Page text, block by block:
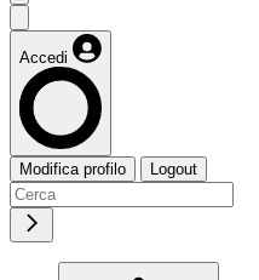
Accedi
Modifica profilo Logout